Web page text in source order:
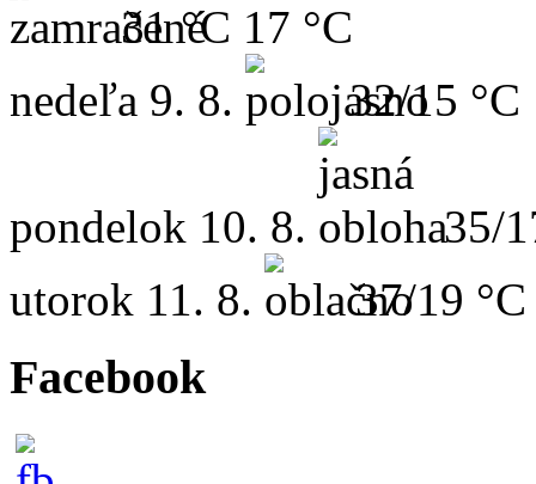
31 °C 17 °C
nedeľa 9. 8. 32/15 °C
pondelok 10. 8.
35/
utorok 11. 8. 37/19 °C
Facebook